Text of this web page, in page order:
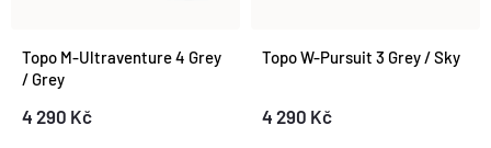
T
Ů
K
T
Topo M-Ultraventure 4 Grey
/ Grey
4 290 Kč
Topo W-Pursuit 3 Grey / Sky
4 290 Kč